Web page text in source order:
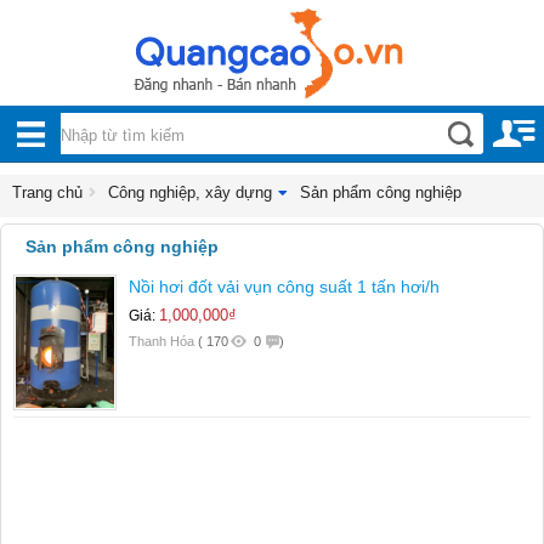
BỘ
DANH
MỤC
Nội, ngoại thất
Điện thoại, Viễn thông
Nhà và Đất
Dịch vụ
Công nghiệp, xây dựng
Xây dựng
Vệ sinh công nghiệp
Trang chủ Công nghiệp, xây dựng Sản phẩm công nghiệp
Sản phẩm công nghiệp
Nồi hơi đốt vải vụn công suất 1 tấn hơi/h
Giá: 1,000,000₫
Thanh Hóa ( 170 0 )